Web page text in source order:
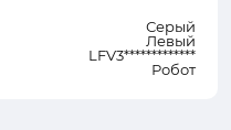
Серый
Левый
LFV3*************
Робот